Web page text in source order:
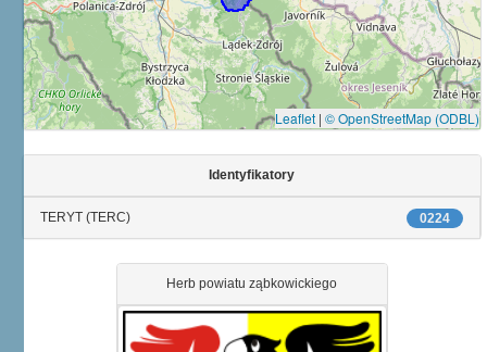
Leaflet | © OpenStreetMap (ODBL)
Identyfikatory
0224
TERYT (TERC)
Herb powiatu ząbkowickiego